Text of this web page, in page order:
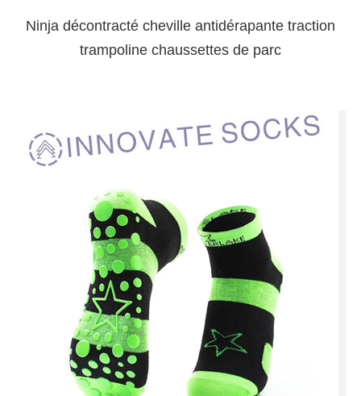
Ninja décontracté cheville antidérapante traction
trampoline chaussettes de parc